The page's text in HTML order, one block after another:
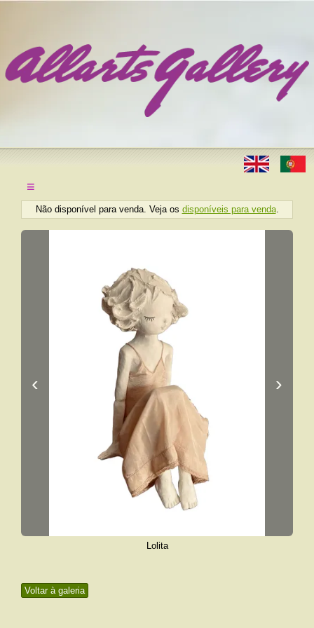
≡
Voltar à galeria
Não disponível para venda. Veja os disponíveis para venda.
‹ ›
Lolita